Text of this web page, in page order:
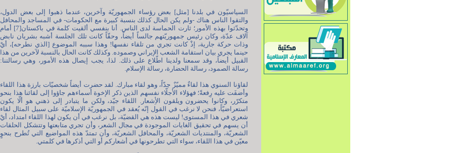
السياسيّون في بلدنا [مثل] بعض رؤساء الجمهوريّة وآخرين، عندما ذهبوا إلى بعض الدول،
والتقوا الناس هناك -ولم يكن الحال كذلك بنسبة كبيرة مع الحكومات- في المساجد والمحافل
وتحدّثوا بهذه الأمور؛ ثارت الحماسة لدى الناس. أنا بنفسي ألقيت كلمة في باكستان[7] أمام
آلاف عدّة، وكان رئيس جمهوريّتهم جالساً أيضاً، وحقّاً كانت تلك الجلسة أشبه بشريان نابض
وذات حركة جارية، إذْ كانت تجري من تلقاء نفسها! وهذا سببه الموضوع [الذي نطرحه]، أيْ
حينما يجري بيان استقامة الشعب الإيراني وصموده. وكذلك كانت الحال بالنسبة لآخرين من هذا
القبيل أيضاً، وقد سمعنا ولدينا اطّلاع على ذلك. لذا، يجب إيصال هذه الأمور، وهي رسالتنا:
رسالة الصمود، رسالة الحضارة، رسالة الإسلام.
لقاؤنا السنوي هذا لقاءٌ مميّزٌ جدّاً، وهو لقاء مبارك. لقد حضرت أيضاً شخصيّات بارزة هذا اللقاء
وأضفَت عليه رِفعةً؛ فهؤلاء الأجلّاء نفسهم الذين ذكر الإخوة أسماءهم جاؤوا إلى لقائنا هذا بنحو
متكرّر، وكانوا يحضرون ويلقون الأِشعار. اللقاء جيّد، ولكن ما يتبادر إلى ذهني هو ألّا يكون
استعراضيّاً، فنحن لا نرغب في القول إنّه يُعقد في الجمهوريّة الإسلاميّة على سبيل المثال لقاء
شعري في هذا المستوى! ليست هذه هي القضيّة، بل نرغب في أن يكون لهذا اللقاء امتداد، أيْ
أن يسهم في تحقيق الغايات الموجودة في مجال الشعر، وأن تجري متابعتها وتتشكل الحلقات
الشعريّة، والمنتديات الشعريّة، والمحافل الشعريّة، وأن تمتدّ هذه المواضيع التي تُطرح بنحوٍ
معيّن في هذا اللقاء، سواء التي تطرحونها في أشعاركم أو التي أذكرها في كلمتي.